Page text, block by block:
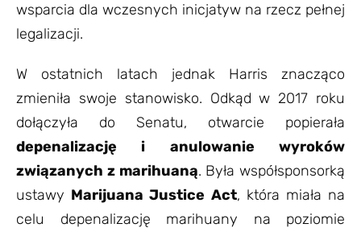
wsparcia dla wczesnych inicjatyw na rzecz pełnej
legalizacji.
W ostatnich latach jednak Harris znacząco
zmieniła swoje stanowisko. Odkąd w 2017 roku
dołączyła do Senatu, otwarcie popierała
depenalizację i anulowanie wyroków
związanych z marihuaną. Była współsponsorką
ustawy Marijuana Justice Act, która miała na
celu depenalizację marihuany na poziomie